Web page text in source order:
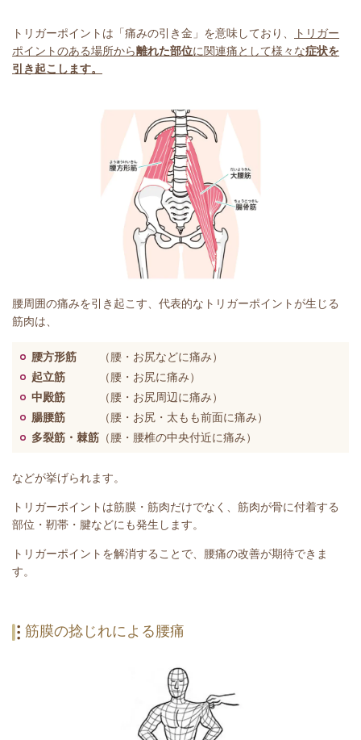
トリガーポイントは「痛みの引き金」を意味しており、
トリガー
ポイントのある場所から離れた部位に関連痛として様々な症状を
引き起こします。
腰周囲の痛みを引き起こす、代表的なトリガーポイントが生じる
筋肉は、
腰方形筋
（腰・お尻などに痛み）
起立筋
（腰・お尻に痛み）
中殿筋
（腰・お尻周辺に痛み）
腸腰筋
（腰・お尻・太もも前面に痛み）
多裂筋・棘筋 （腰・腰椎の中央付近に痛み）
などが挙げられます。
トリガーポイントは筋膜・筋肉だけでなく、筋肉が骨に付着する
部位・靭帯・腱などにも発生します。
トリガーポイントを解消することで、腰痛の改善が期待できま
す。
筋膜の捻じれによる腰痛